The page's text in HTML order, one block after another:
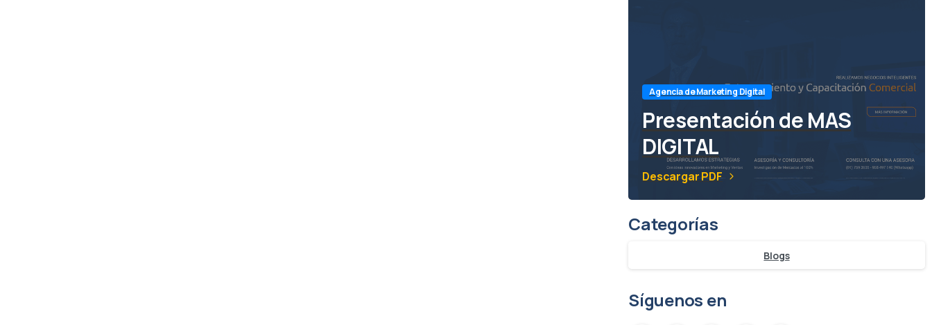
Agencia de Marketing Digital
Presentación de MAS
DIGITAL
Descargar PDF
Categorías
Blogs
Síguenos en